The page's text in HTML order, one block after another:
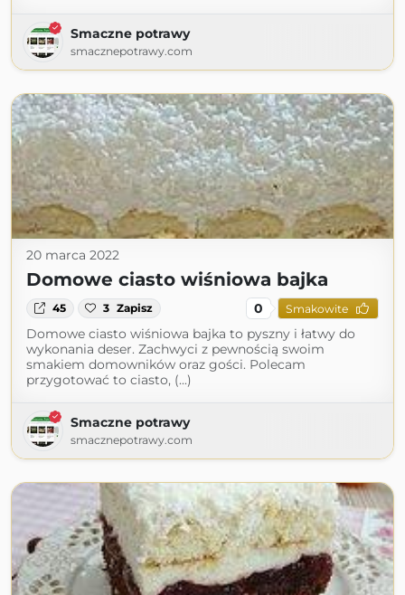
Smaczne potrawy
smacznepotrawy.com
20 marca 2022
Domowe ciasto wiśniowa bajka
45 3 Zapisz 0 Smakowite
Domowe ciasto wiśniowa bajka to pyszny i łatwy do
wykonania deser. Zachwyci z pewnością swoim
smakiem domowników oraz gości. Polecam
przygotować to ciasto, (...)
Smaczne potrawy
smacznepotrawy.com